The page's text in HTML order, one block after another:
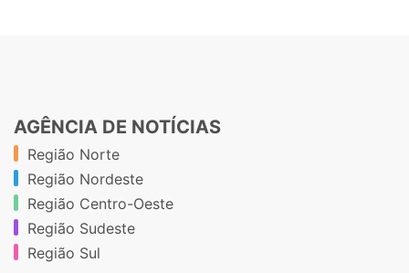
AGÊNCIA DE NOTÍCIAS
Região Norte
Região Nordeste
Região Centro-Oeste
Região Sudeste
Região Sul